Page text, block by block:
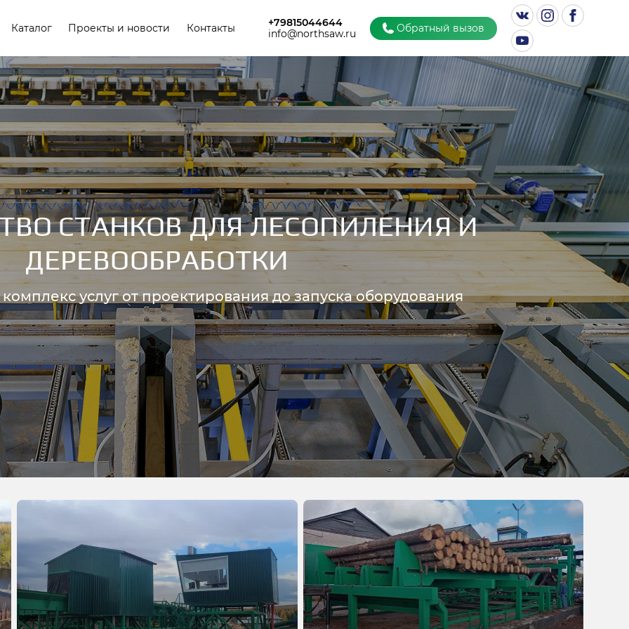
Каталог Проекты и новости Контакты +79815044644
info@northsaw.ru Обратный вызов
СТАНКОВ ДЛЯ ЛЕСОПИЛЕНИЯ И
ДЕРЕВООБРАБОТКИ
услуг от проектирования до запуска оборудования